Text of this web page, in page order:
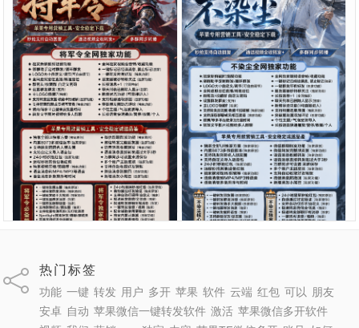
苹果微信多开神器“将军令”深
度解析：8073版本包+TF外侧
码，微商营销必备稳定利器
代理0.75 立即购买
苹果多开软件
苹果微信多开神器“不染尘”TF
版深度评测：地狱火同款功能
全解析，认准拍拍卡激活码商
城正版直购
¥ 代理0.75 立即购买
苹果多开软件
热门标签
功能 一键 转发 用户 多开 苹果 软件 云端 红包 可以
朋友
安卓 自动 苹果微信一键转发软件 激活 苹果微信多开软件